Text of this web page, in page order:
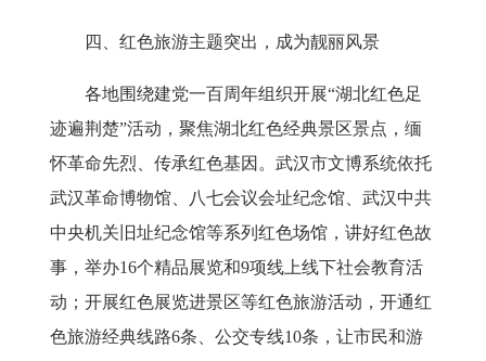
四、红色旅游主题突出，成为靓丽风景
各地围绕建党一百周年组织开展“湖北红色足
迹遍荆楚”活动，聚焦湖北红色经典景区景点，缅
怀革命先烈、传承红色基因。武汉市文博系统依托
武汉革命博物馆、八七会议会址纪念馆、武汉中共
中央机关旧址纪念馆等系列红色场馆，讲好红色故
事，举办16个精品展览和9项线上线下社会教育活
动；开展红色展览进景区等红色旅游活动，开通红
色旅游经典线路6条、公交专线10条，让市民和游